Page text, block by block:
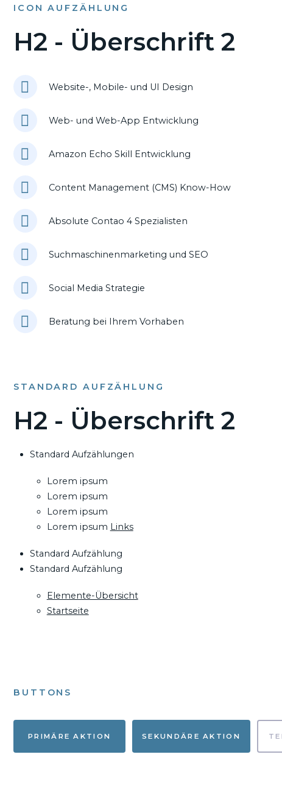
ICON AUFZÄHLUNG
H2 - Überschrift 2
Website-, Mobile- und UI Design
Web- und Web-App Entwicklung
Amazon Echo Skill Entwicklung
Content Management (CMS) Know-How
Absolute Contao 4 Spezialisten
Suchmaschinenmarketing und SEO
Social Media Strategie
Beratung bei Ihrem Vorhaben
STANDARD AUFZÄHLUNG
H2 - Überschrift 2
Standard Aufzählungen
Lorem ipsum
Lorem ipsum
Lorem ipsum
Lorem ipsum Links
Standard Aufzählung
Standard Aufzählung
Elemente-Übersicht
Startseite
BUTTONS
PRIMÄRE AKTION SEKUNDÄRE AKTION